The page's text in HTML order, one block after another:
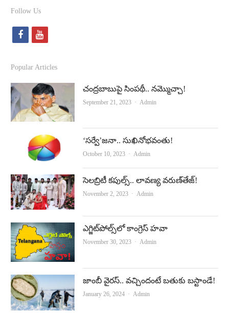
Follow Us
f
c
e
o
y
u
t
u
b
e
Popular Articles
చంద్రబాబుపై సింపథీ.. నమ్మొచ్చా!
September 21, 2023 Author
Admin
‘సర్వే’జనా.. సుఖినోభవంతు!
October 10, 2023 Author
Admin
సెలబ్రిటీ కపుల్స్‌.. లావణ్య వరుణ్‌తేజ్‌!
November 2, 2023 Author
Admin
ఎగ్జిట్‌పోల్స్‌లో కాంగ్రెస్‌ హవా
November 30, 2023 Author
Admin
జాంబీ వైర‌స్‌.. వ‌చ్చిందంటే బ‌తుకు బ‌స్టాండే!
January 26, 2024 Author
Admin